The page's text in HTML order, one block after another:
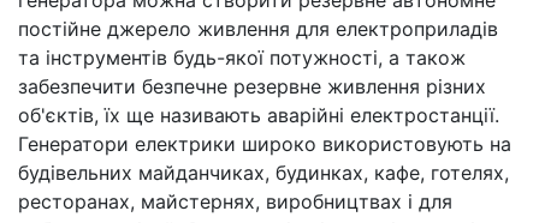
постійне джерело живлення для електроприладів
та інструментів будь-якої потужності, а також
забезпечити безпечне резервне живлення різних
об'єктів, їх ще називають аварійні електростанції.
Генератори електрики широко використовують на
будівельних майданчиках, будинках, кафе, готелях,
ресторанах, майстернях, виробництвах і для